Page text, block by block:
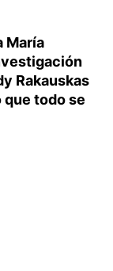
María
Rakauskas
todo se